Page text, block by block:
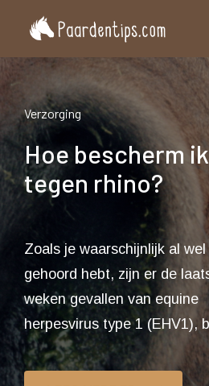
Druk op 'Enter' om te
sluiten
Verzorging
Hoe bescherm
tegen rhino?
Zoals je waarschijnlijk al wel
gehoord hebt, zijn er de
weken gevallen van equine
herpesvirus type 1 (EHV1),